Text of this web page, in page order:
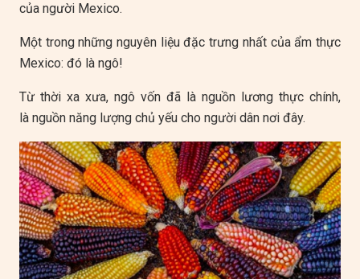
của người Mexico.
Một trong những nguyên liệu đặc trưng nhất của ẩm thực
Mexico: đó là ngô!
Từ thời xa xưa, ngô vốn đã là nguồn lương thực chính,
là nguồn năng lượng chủ yếu cho người dân nơi đây.